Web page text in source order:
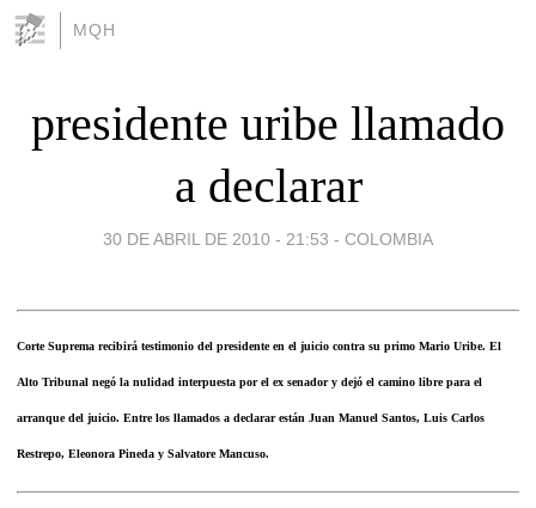
MQH
presidente uribe llamado
a declarar
30 DE ABRIL DE 2010 - 21:53 - COLOMBIA
Corte Suprema recibirá testimonio del presidente en el juicio contra su primo Mario Uribe. El
Alto Tribunal negó la nulidad interpuesta por el ex senador y dejó el camino libre para el
arranque del juicio. Entre los llamados a declarar están Juan Manuel Santos, Luis Carlos
Restrepo, Eleonora Pineda y Salvatore Mancuso.